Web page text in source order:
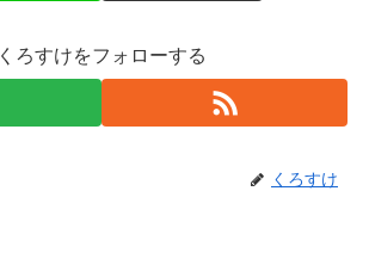
くろすけをフォローする
くろすけ